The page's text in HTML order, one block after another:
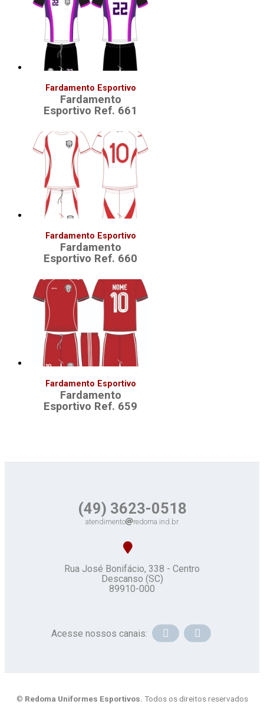
Fardamento Esportivo
Fardamento
Esportivo Ref. 661
Fardamento Esportivo
Fardamento
Esportivo Ref. 660
Fardamento Esportivo
Fardamento
Esportivo Ref. 659
(49) 3623-0518
atendimento redoma.ind.br
Rua José Bonifácio, 338 - Centro
Descanso (SC)
89910-000
Acesse nossos canais:
© Redoma Uniformes Esportivos. Todos os direitos reservados